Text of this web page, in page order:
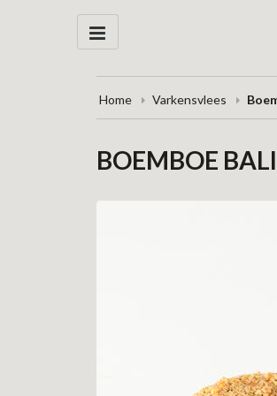
Home Varkensvlees
BOEMBOE